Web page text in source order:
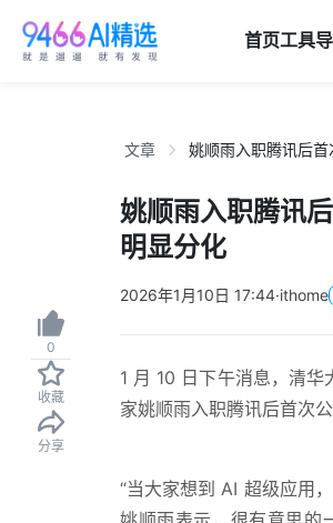
首页工具
0
收藏
分享
文章 姚顺雨入职腾讯后
姚顺雨入职腾讯
明显分化
2026年1月10日 17:44·ithome
1 月 10 日下午消息，清
家姚顺雨入职腾讯后首次
“当大家想到 AI 超级应用